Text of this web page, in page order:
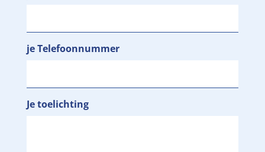
je Telefoonnummer
Je toelichting